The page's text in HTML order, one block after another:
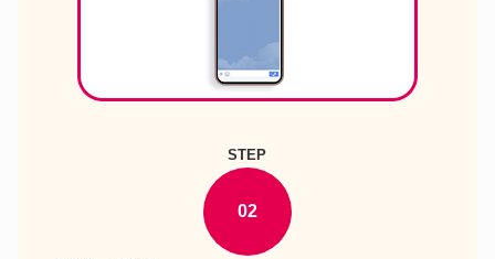
レギュラー
キャンプ・アウトドア用品
ー STARGAZER
コールマンテント 4S ワイド2ル
ーム コクーン3
STEP
02